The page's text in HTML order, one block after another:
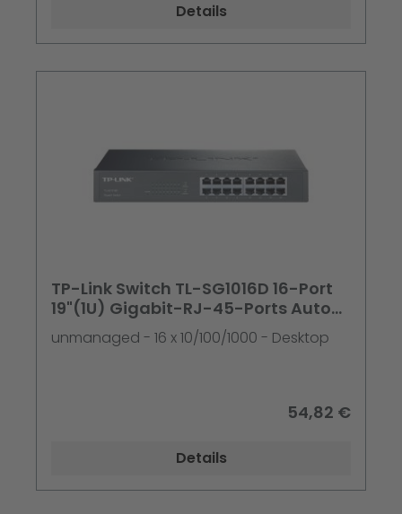
Details
TP-Link Switch TL-SG1016D 16-Port
19"(1U) Gigabit-RJ-45-Ports Auto-
unmanaged - 16 x 10/100/1000 - Desktop
54,82 €
Details